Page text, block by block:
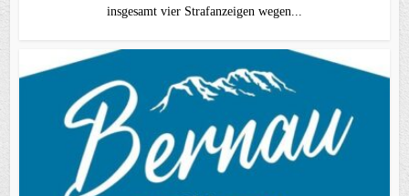
insgesamt vier Strafanzeigen wegen...